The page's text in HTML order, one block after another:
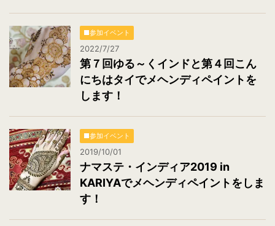
■参加イベント
2022/7/27
第７回ゆる～くインドと第４回こん
にちはタイでメヘンディペイントを
します！
■参加イベント
2019/10/01
ナマステ・インディア2019 in
KARIYAでメヘンディペイントをしま
す！